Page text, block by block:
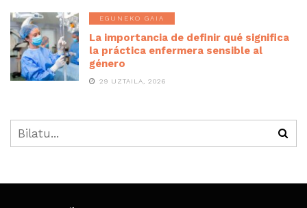
EGUNEKO GAIA
La importancia de definir qué significa
la práctica enfermera sensible al
género
29 UZTAILA, 2026